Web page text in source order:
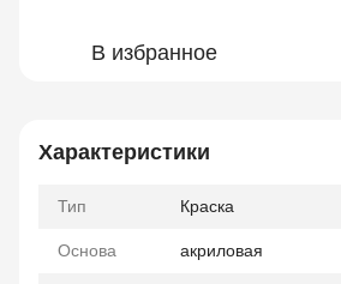
В избранное
Характеристики
Тип Краска
Основа акриловая